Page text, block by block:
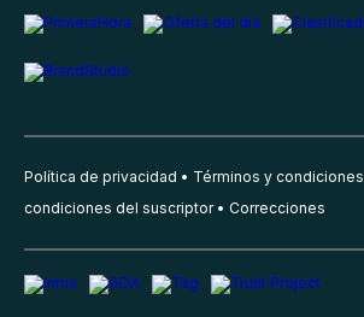
Política de privacidad Términos y condiciones
condiciones del suscriptor
Correcciones